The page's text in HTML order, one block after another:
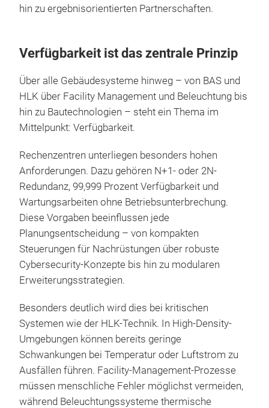
hin zu ergebnisorientierten Partnerschaften.
Verfügbarkeit ist das zentrale Prinzip
Über alle Gebäudesysteme hinweg – von BAS und
HLK über Facility Management und Beleuchtung bis
hin zu Bautechnologien – steht ein Thema im
Mittelpunkt: Verfügbarkeit.
Rechenzentren unterliegen besonders hohen
Anforderungen. Dazu gehören N+1- oder 2N-
Redundanz, 99,999 Prozent Verfügbarkeit und
Wartungsarbeiten ohne Betriebsunterbrechung.
Diese Vorgaben beeinflussen jede
Planungsentscheidung – von kompakten
Steuerungen für Nachrüstungen über robuste
Cybersecurity-Konzepte bis hin zu modularen
Erweiterungsstrategien.
Besonders deutlich wird dies bei kritischen
Systemen wie der HLK-Technik. In High-Density-
Umgebungen können bereits geringe
Schwankungen bei Temperatur oder Luftstrom zu
Ausfällen führen. Facility-Management-Prozesse
müssen menschliche Fehler möglichst vermeiden,
während Beleuchtungssysteme thermische